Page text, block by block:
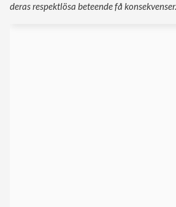
deras respektlösa beteende få